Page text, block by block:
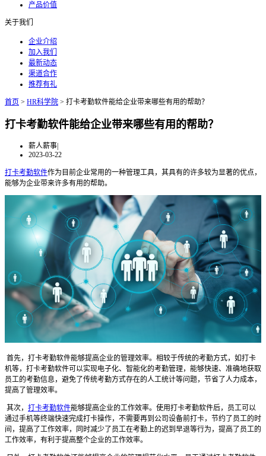
产品价值
关于我们
企业介绍
加入我们
最新动态
渠道合作
推荐有礼
首页 > HR科学院 > 打卡考勤软件能给企业带来哪些有用的帮助？
打卡考勤软件能给企业带来哪些有用的帮助？
薪人薪事|
2023-03-22
打卡考勤软件作为目前企业常用的一种管理工具，其具有的许多较为显著的优点，
能够为企业带来许多有用的帮助。
首先，打卡考勤软件能够提高企业的管理效率。相较于传统的考勤方式，如打卡
机等，打卡考勤软件可以实现电子化、智能化的考勤管理，能够快速、准确地获取
员工的考勤信息，避免了传统考勤方式存在的人工统计等问题，节省了人力成本，
提高了管理效率。
其次， 打卡考勤软件能够提高企业的工作效率。使用打卡考勤软件后，员工可以
通过手机等终端快速完成打卡操作，不需要再到公司设备前打卡，节约了员工的时
间，提高了工作效率，同时减少了员工在考勤上的迟到早退等行为，提高了员工的
工作效率，有利于提高整个企业的工作效率。